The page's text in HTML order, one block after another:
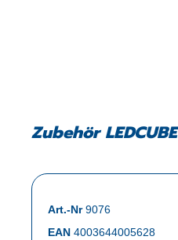
Zubehör LEDCUBE
Art.-Nr9076
EAN 4003644005628